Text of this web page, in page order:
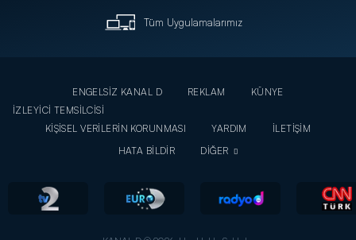
Tüm Uygulamalarımız
ENGELSİZ KANAL D REKLAM
KÜNYE
İZLEYİCİ TEMSİLCİSİ
KİŞİSEL VERİLERİN KORUNMASI
YARDIM
İLETİŞİM
HATA BİLDİR
DİĞER